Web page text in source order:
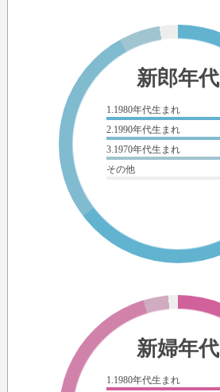
新郎年代
1.1980年代生まれ
2.1990年代生まれ
3.1970年代生まれ
その他
新婦年代
1.1980年代生まれ